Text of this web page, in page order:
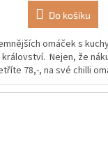
Do košíku
omáček s
Nejen, že
78,-, na své chilli